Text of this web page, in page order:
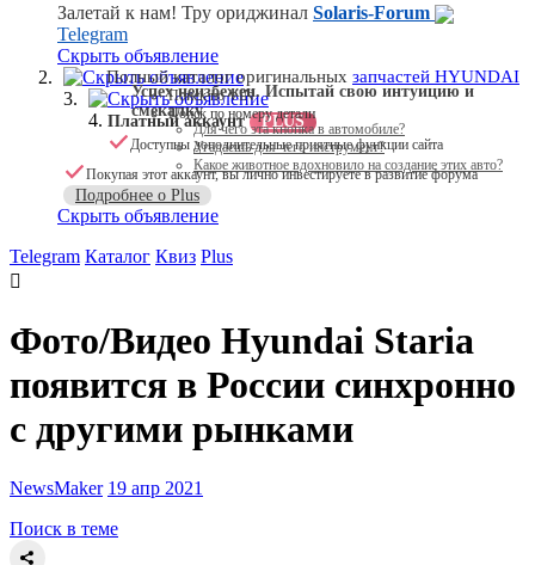
Залетай к нам! Тру ориджинал Solaris-Forum
Telegram
Скрыть объявление
Полный каталог оригинальных запчастей HYUNDAI
Поиск по VIN
Поиск по номеру детали
Скрыть объявление
Успех неизбежен. Испытай свою интуицию и
смекалку
Для чего эта кнопка в автомобиле?
Угадаешь для чего инструмент?
Какое животное вдохновило на создание этих авто?
Скрыть объявление
Платный аккаунт PLUS
Доступны дополнительные приятные функции сайта
Покупая этот аккаунт, вы лично инвестируете в развитие форума
Подробнее о Plus
Скрыть объявление
Telegram Каталог Квиз Plus
Фото/Видео Hyundai Staria
появится в России синхронно
с другими рынками
NewsMaker 19 апр 2021
Поиск в теме